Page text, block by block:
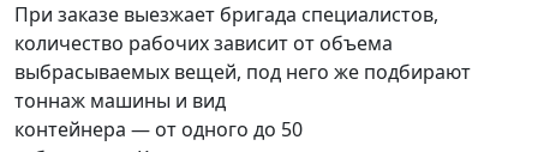
При заказе выезжает бригада специалистов,
количество рабочих зависит от объема
выбрасываемых вещей, под него же подбирают
тоннаж машины и вид
контейнера — от одного до 50